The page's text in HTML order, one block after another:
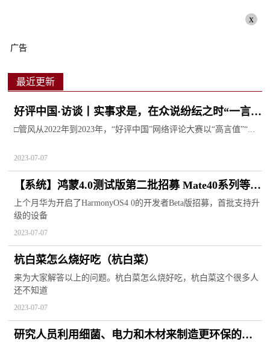
x
广告
最近更新
好评中国·访谈丨实事求是，在众说纷纭之时“一言立
骨”
□管风从2022年到2023年，“好评中国”网络评论大赛以“高言值”“...
2023-07-07
【系统】鸿蒙4.0测试版第二批招募 Mate40系列等机
型可参与
上个月华为开启了HarmonyOS4 0的开发者Beta版招募，首批支持升
级的设备
2023-07-07
杭白菜怎么烧好吃（杭白菜）
来为大家解答以上的问题。杭白菜怎么烧好吃，杭白菜这个很多人
还不知道
2023-07-07
研究人员利用细菌、电力和木材来制造更环保的尼